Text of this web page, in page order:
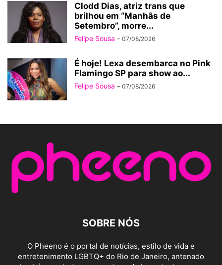
Clodd Dias, atriz trans que
brilhou em “Manhãs de
Setembro”, morre...
Felipe Sousa - 07/08/2026
É hoje! Lexa desembarca no Pink
Flamingo SP para show ao...
Felipe Sousa - 07/08/2026
SOBRE NÓS
O Pheeno é o portal de notícias, estilo de vida e
entretenimento LGBTQ+ do Rio de Janeiro, antenado